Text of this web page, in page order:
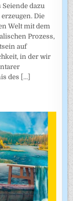
dazu
Die
Welt mit dem
Prozess,
auf
in der wir
des [...]